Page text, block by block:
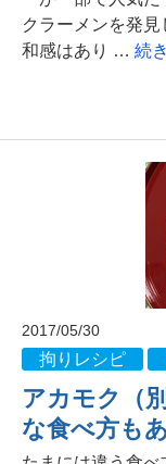
クラーメンを発
和感はあり … 続
2017/05/30
拘りレシピ
アカモク（
な食べ方も